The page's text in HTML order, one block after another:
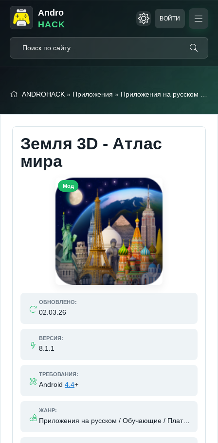
Andro
HACK
ВОЙТИ
ANDROHACK » Приложения » Приложения на русском
Земля 3D - Атлас
мира
ОБНОВЛЕНО:
02.03.26
ВЕРСИЯ:
8.1.1
ТРЕБОВАНИЯ:
Android 4.4+
ЖАНР:
Приложения на русском / Обучающие / Платные приложения
Мод